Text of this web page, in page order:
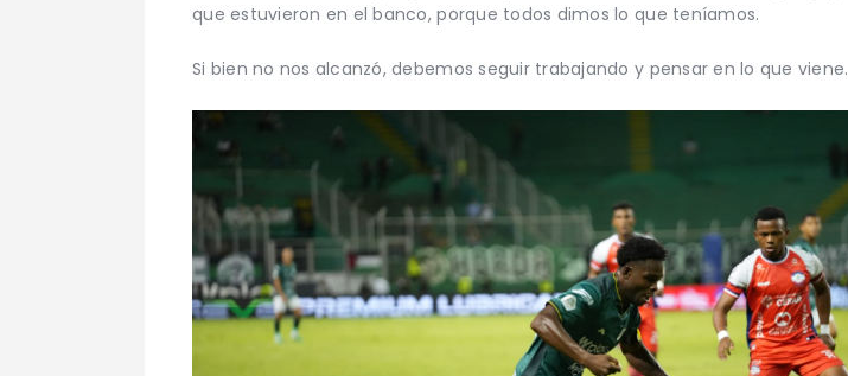
que estuvieron en el banco, porque todos dimos lo que teníamos.
Si bien no nos alcanzó, debemos seguir trabajando y pensar en lo que viene.